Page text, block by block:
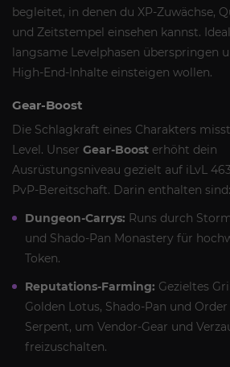
begleitet, in denen du XP-Zuwächse,
und Zeitstempel einsehen kannst.
langsame Levelphasen überspringen
High-End-Inhalte einsteigen wollen.
Gear-Boost
Die Schlagkraft eines Charakters
Level. Unser Gear-Boost erhöht dein
Ausrüstungsniveau gezielt auf iLvL
PvP-Bereitschaft. Darin enthalten sind:
Dungeon-Carrys: Runs durch
und Shado-Pan Monastery für
Token.
Reputations-Farming: Gezieltes
Golden Lotus, Shado-Pan und
Serpent, um Vendor-Gear und
freizuschalten.